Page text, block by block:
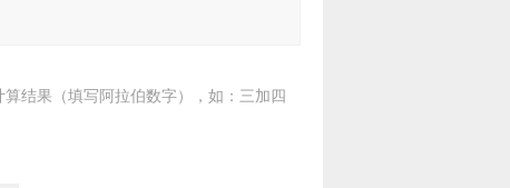
算结果（填写阿拉伯数字），如：三加四